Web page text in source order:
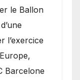
le Ballon
l’exercice
Barcelone